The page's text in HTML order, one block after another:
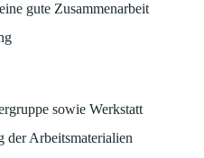
gute Zusammenarbeit
sowie Werkstatt
der Arbeitsmaterialien